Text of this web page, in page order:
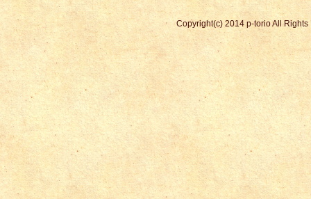
Copyright(c) 2014 p-torio All